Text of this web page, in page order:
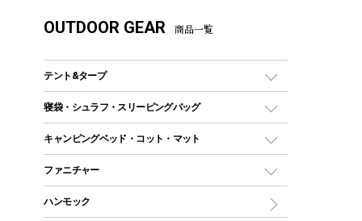
OUTDOOR GEAR 商品一覧
テント&タープ
テント
ツールームテント
ワンポールテント
シェルターテント
寝袋・シュラフ・スリーピングバッグ
レクタングラー型（封筒型）シュラフ
インナーシュラフ
キャンピングベッド・コット・マット
キャンピングベッド・コット
ファニチャー
アウトドアテーブル
ハンモック